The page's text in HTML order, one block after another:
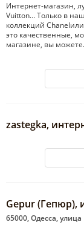
Интернет-магазин,
Vuitton… Только в
коллекций
это качественные,
магазине, вы
zastegka,
Gepur (Гепюр),
65000, Одесса,